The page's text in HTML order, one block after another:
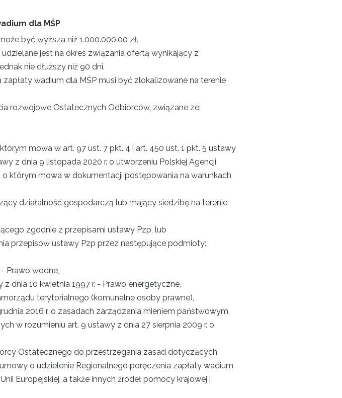
dla MŚP
być wyższa niż 1.000.000,00 zł.
jest na okres związania ofertą wynikający z
nie dłuższy niż 90 dni.
wadium dla MŚP musi być zlokalizowane na terenie
rozwojowe Ostatecznych Odbiorców, związane ze:
mowa w art. 97 ust. 7 pkt. 4 i art. 450 ust. 1 pkt. 5 ustawy
z dnia 9 listopada 2020 r. o utworzeniu Polskiej Agencji
którym mowa w dokumentacji postępowania na warunkach
działalność gospodarczą lub mający siedzibę na terenie
zgodnie z przepisami ustawy Pzp, lub
przepisów ustawy Pzp przez następujące podmioty:
Prawo wodne,
dnia 10 kwietnia 1997 r. - Prawo energetyczne,
terytorialnego (komunalne osoby prawne),
2016 r. o zasadach zarządzania mieniem państwowym,
w rozumieniu art. 9 ustawy z dnia 27 sierpnia 2009 r. o
Ostatecznego do przestrzegania zasad dotyczących
o udzielenie Regionalnego poręczenia zapłaty wadium
Europejskiej, a także innych źródeł pomocy krajowej i